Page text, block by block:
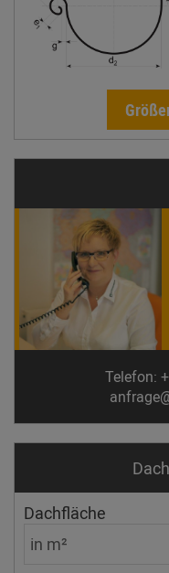
Telefon:
Dachfläche